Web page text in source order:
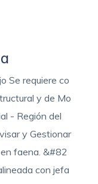
Se requiere co
y de Mo
- Región del
y Gestionar
faena. &#82
con jefa